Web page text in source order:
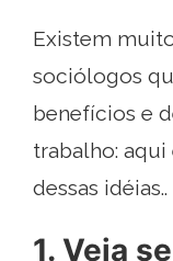
Existem
sociólogos
benefícios e
trabalho:
dessas idéias..
1. Veja